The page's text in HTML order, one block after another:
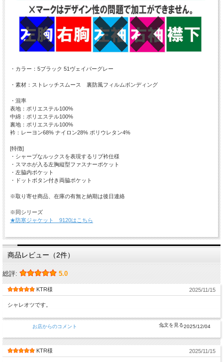
・カラー：5ブラック 51ヴェイパーグレー
・素材：ストレッチスムース 裏防風フィルムボンディング
・混率
表地：ポリエステル100%
中綿：ポリエステル100%
裏地：ポリエステル100%
衿：レーヨン68% ナイロン28% ポリウレタン4%
[特徴]
・シャープなルックスを表現するリブ衿仕様
・スマホが入る左胸縦型ファスナーポケット
・左脇内ポケット
・ドットボタン付き両脇ポケット
※取り寄せ商品、在庫の有無と納期は後日連絡
※同シリーズ
★防寒ジャケット 9120はこちら
商品レビュー（2件）
総評: 5.0
KTR様 2025/11/15
シャレオツです。
お店からのコメント 2025/12/04
KTR様 2025/11/15